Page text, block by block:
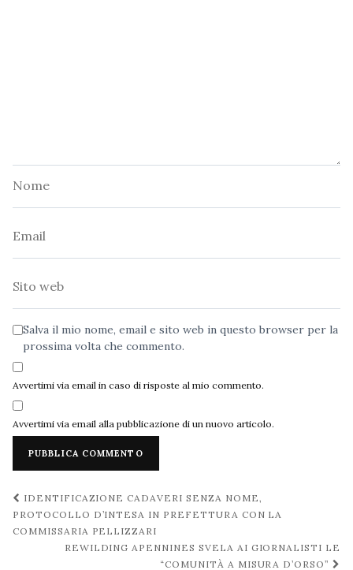
Salva il mio nome, email e sito web in questo browser per la
prossima volta che commento.
Avvertimi via email in caso di risposte al mio commento.
Avvertimi via email alla pubblicazione di un nuovo articolo.
Navigazione
post
IDENTIFICAZIONE CADAVERI SENZA NOME,
PROTOCOLLO D’INTESA IN PREFETTURA CON LA
COMMISSARIA PELLIZZARI
REWILDING APENNINES SVELA AI GIORNALISTI LE
“COMUNITÀ A MISURA D’ORSO”